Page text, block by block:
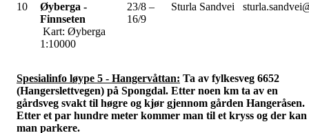
10
Øyberga -
Finnseten
Kart: Øyberga
1:10000
23/8 –
16/9
Sturla Sandvei
Spesialinfo løype 5 - Hangervåttan: Ta av fylkesveg 6652
(Hangerslettvegen) på Spongdal. Etter noen km ta av en
gårdsveg svakt til høgre og kjør gjennom gården Hangeråsen.
Etter et par hundre meter kommer man til et kryss og der kan
man parkere.